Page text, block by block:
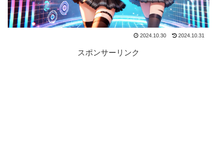
2024.10.30 2024.10.31
スポンサーリンク